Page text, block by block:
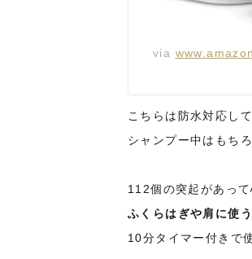
via
こちらは防水対応し
シャンプー中はもち
112個の突起があっ
ふくらはぎや肩に使
10分タイマー付きで